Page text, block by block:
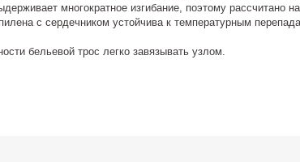
многократное изгибание, поэтому рассчитано
с сердечником устойчива к температурным
бельевой трос легко завязывать узлом.